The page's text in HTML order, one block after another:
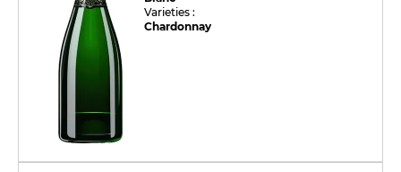
Varieties :
Chardonnay